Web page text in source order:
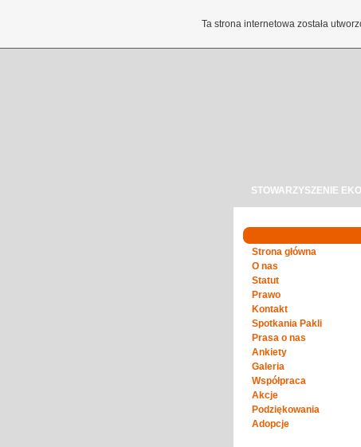
STOWARZYSZENIE
Strona główna
O nas
Statut
Prawo
Kontakt
Spotkania Pakli
Prasa o nas
Ankiety
Galeria
Współpraca
Akcje
Podziękowania
Adopcje
Ta strona internetowa została